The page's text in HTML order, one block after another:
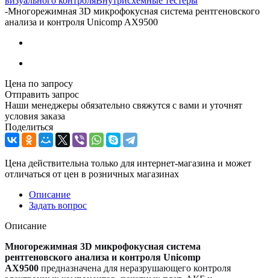
-Многорежимная 3D микрофокусная система рентгеновского
анализа и контроля Unicomp AX9500
Цена по запросу
Отправить запрос
Наши менеджеры обязательно свяжутся с вами и уточнят
условия заказа
Поделиться
Цена действительна только для интернет-магазина и может
отличаться от цен в розничных магазинах
Описание
Задать вопрос
Описание
Многорежимная 3D микрофокусная система
рентгеновского анализа и контроля Unicomp
AX9500 предназначена для неразрушающего контроля